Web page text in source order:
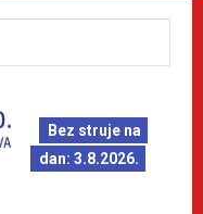
Bez struje na
dan: 3.8.2026.